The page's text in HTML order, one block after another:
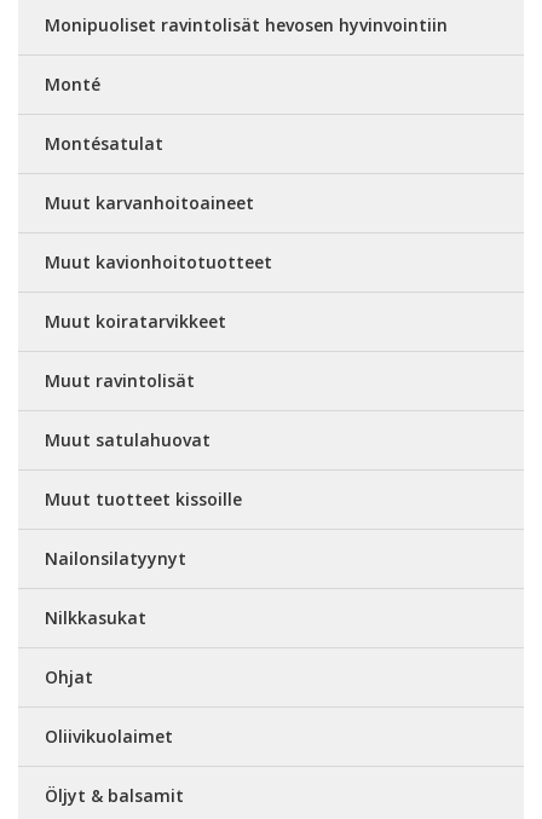
Monipuoliset ravintolisät hevosen hyvinvointiin
Monté
Montésatulat
Muut karvanhoitoaineet
Muut kavionhoitotuotteet
Muut koiratarvikkeet
Muut ravintolisät
Muut satulahuovat
Muut tuotteet kissoille
Nailonsilatyynyt
Nilkkasukat
Ohjat
Oliivikuolaimet
Öljyt & balsamit